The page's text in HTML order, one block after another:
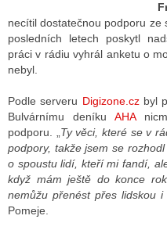
VYSÍLAČE
TELEVIZE
TELEVIZÍ
VYSÍLAČE
INTERNET
necítil dostatečnou podporu
posledních letech poskytl
práci v rádiu vyhrál anketu o
nebyl.
Podle serveru Digizone.czbyl
Bulvárnímu deníku AHA
podporu. „ Ty věci, které se v
podpory, takže jsem se
o spoustu lidí, kteří mi fandí,
když mám ještě do konce
nemůžu přenést přes lidskou
Pomeje.